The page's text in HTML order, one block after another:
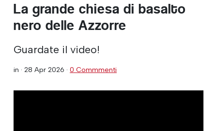
La grande chiesa di basalto
nero delle Azzorre
Guardate il video!
in · 28 Apr 2026 · 0 Commmenti